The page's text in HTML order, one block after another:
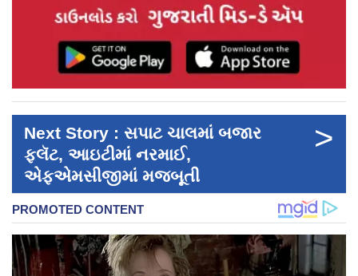
Next Story : સપાટ ચાલમાં બજાર
ફ્લૅટ, આઇટીમાં નરમાઈ,
એફએમસીજીમાં મજબૂતી
>